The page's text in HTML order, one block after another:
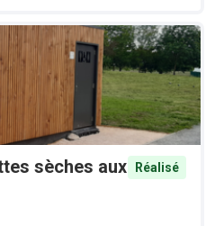
sèches aux
Réalisé